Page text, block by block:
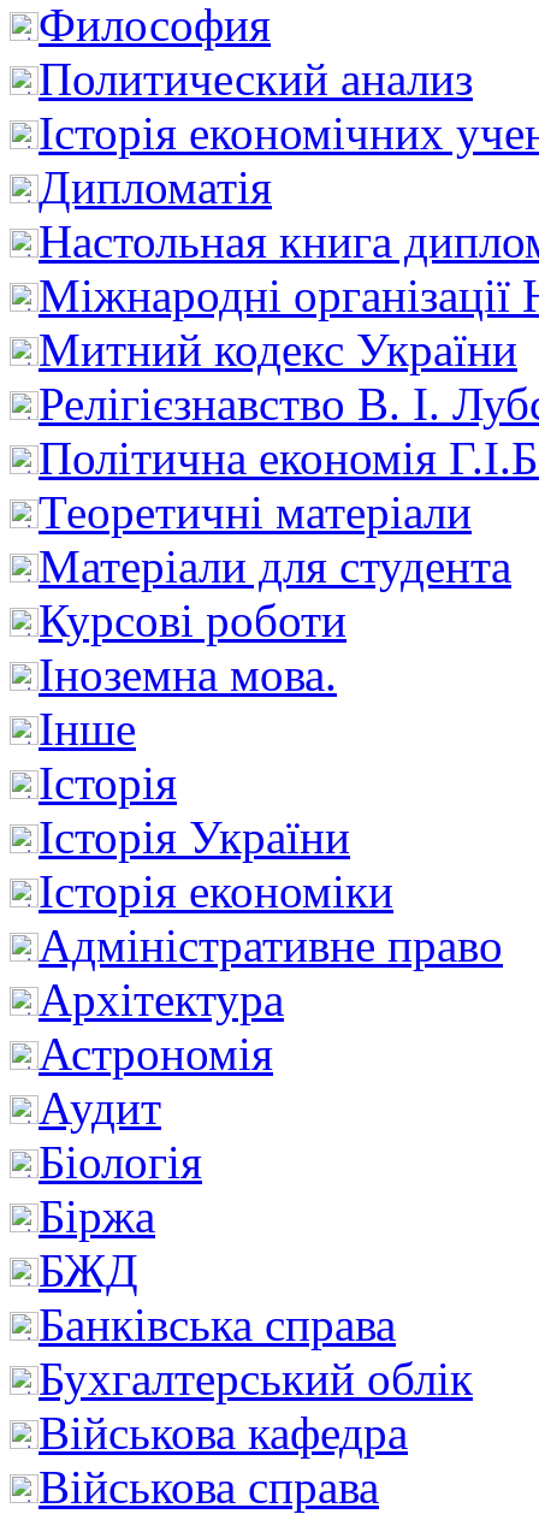
Философия
Политический анализ
Історія економічних
Дипломатія
Настольная книга
Міжнародні
Митний кодекс України
Релігієзнавство В. І.
Політична економія
Теоретичні матеріали
Матеріали для студента
Курсові роботи
Іноземна мова.
Інше
Історія
Історія України
Історія економіки
Адміністративне право
Архітектура
Астрономія
Аудит
Біологія
Біржа
БЖД
Банківська справа
Бухгалтерський облік
Військова кафедра
Військова справа